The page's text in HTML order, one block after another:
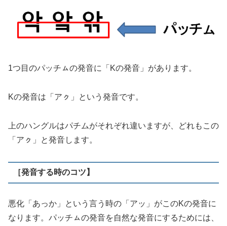
1つ目のパッチㇺの発音に「Kの発音」があります。
Kの発音は「アㇰ」という発音です。
上のハングルはパチムがそれぞれ違いますが、どれもこの
「アㇰ」と発音します。
［発音する時のコツ】
悪化「あっか」という言う時の「アッ」がこのKの発音に
なります。パッチㇺの発音を自然な発音にするためには、